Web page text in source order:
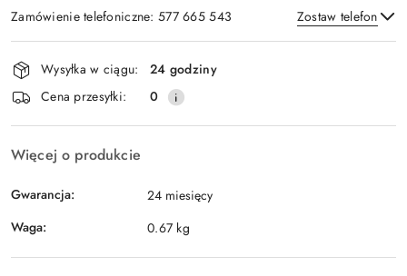
Zamówienie telefoniczne: 577 665 543 Zostaw telefon
Wyślij
Dostępność
i
dostawa
Wysyłka w ciągu:
24 godziny
Cena przesyłki:
0
Więcej o produkcie
Gwarancja:
24 miesięcy
Waga:
0.67 kg